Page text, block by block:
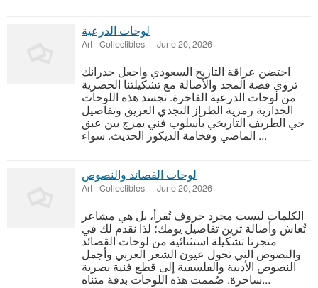
لوحات الدرعية
Art - Collectibles--June 20, 2026
احتضن عراقة التاريخ السعودي واجعل جدرانك
تروي قصة المجد والأصالة مع تشكيلتنا الحصرية
من لوحات الدرعية الفاخرة. تجسد هذه اللوحات
الجدارية رمزية الطراز النجدي العريق وتفاصيل
حي الطريف التاريخي بأسلوب فني يمزج بين عبق
الماضي وفخامة الديكور الحديث. سواء ...
لوحات القصائد والنصوص
Art - Collectibles--June 20, 2026
الكلمات ليست مجرد حروف تُقرأ، بل هي مشاعر
تُعاش وأصالة تزين تفاصيل يومك؛ لذا نقدم لك في
متجرنا تشكيلة استثنائية من لوحات القصائد
والنصوص التي تحول عيون الشعر العربي وأجمل
النصوص الأدبية والفلسفية إلى قطع فنية بصرية
ساحرة. صُممت هذه اللوحات بدقة متناه...